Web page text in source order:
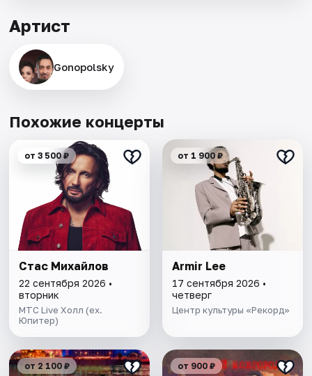
Артист
Gonopolsky
Похожие концерты
от 3 500 ₽
Стас Михайлов
22 сентября 2026 •
вторник
МТС Live Холл (ex.
Юпитер)
от 1 900 ₽
Armir Lee
17 сентября 2026 •
четверг
Центр культуры «Рекорд»
от 2 100 ₽ от 900 ₽